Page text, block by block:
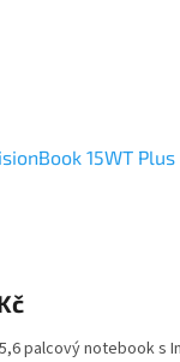
15WT Plus
palcový notebook s